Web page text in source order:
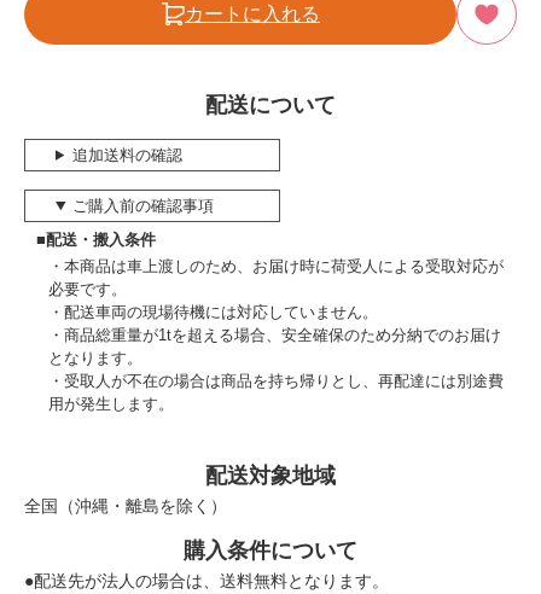
カートに入れる
配送について
追加送料の確認
ご購入前の確認事項
■配送・搬入条件
本商品は車上渡しのため、お届け時に荷受人による受取対応が
必要です。
配送車両の現場待機には対応していません。
商品総重量が1tを超える場合、安全確保のため分納でのお届け
となります。
受取人が不在の場合は商品を持ち帰りとし、再配達には別途費
用が発生します。
配送対象地域
全国（沖縄・離島を除く）
購入条件について
●配送先が法人の場合は、送料無料となります。